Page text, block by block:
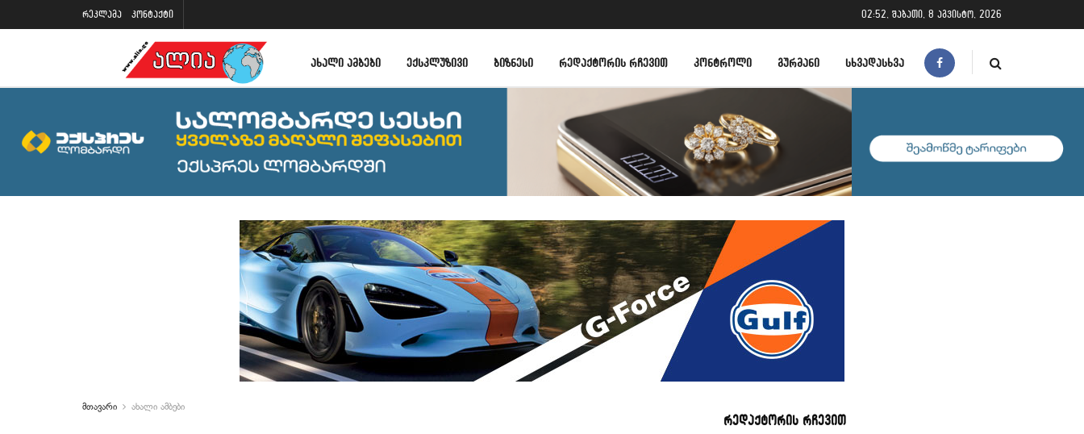
რეკლამა კონტაქტი 02:52, შაბათი, 8 აგვისტო, 2026
ᲐᲮᲐᲚᲘ ᲐᲛᲑᲔᲑᲘ ᲔᲥᲡᲙᲚᲣᲖᲘᲕᲘ ᲑᲘᲖᲜᲔᲡᲘ ᲠᲔᲓᲐᲥᲢᲝᲠᲘᲡ ᲠᲩᲔᲕᲘᲗ ᲙᲝᲜᲢᲠᲝᲚᲘ ᲒᲣᲠᲛᲐᲜᲘ ᲡᲮᲕᲐᲓᲐᲡᲮᲕᲐ
მთავარი ახალი ამბები
რედაქტორის რჩევით